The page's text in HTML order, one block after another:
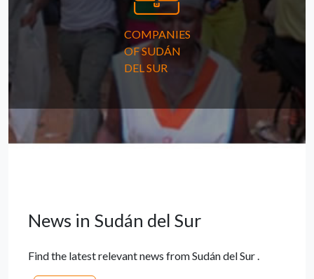
COMPANIES
OF SUDÁN
DEL SUR
News in Sudán del Sur
Find the latest relevant news from Sudán del Sur .